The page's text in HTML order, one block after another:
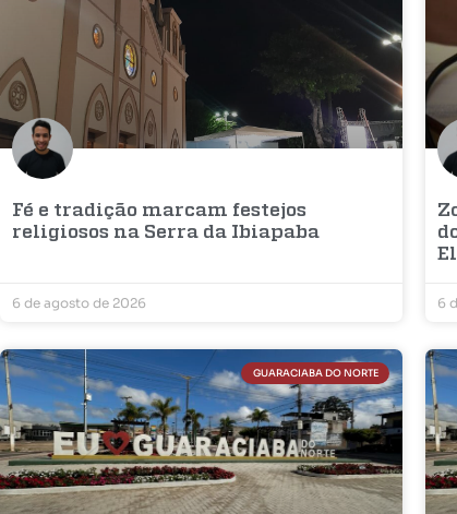
Fé e tradição marcam festejos
religiosos na Serra da Ibiapaba
6 de agosto de 2026 6
GUARACIABA DO NORTE